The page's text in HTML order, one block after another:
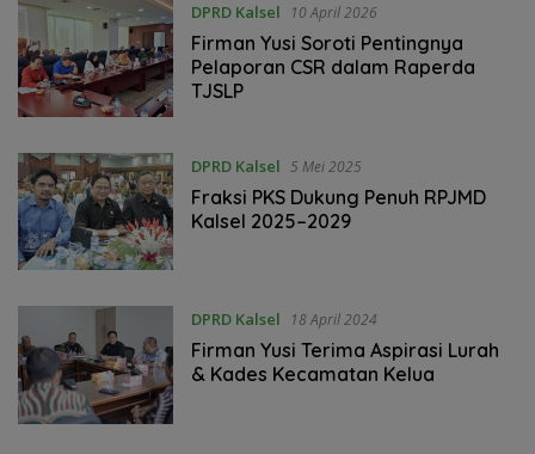
DPRD Kalsel 10 April 2026
‎Firman Yusi Soroti Pentingnya
Pelaporan CSR dalam Raperda
TJSLP
DPRD Kalsel 5 Mei 2025
Fraksi PKS Dukung Penuh RPJMD
Kalsel 2025–2029
DPRD Kalsel 18 April 2024
Firman Yusi Terima Aspirasi Lurah
& Kades Kecamatan Kelua